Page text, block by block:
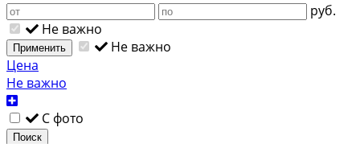
руб.
Не важно
Применить
Не важно
Цена
Не важно
С фото
Поиск